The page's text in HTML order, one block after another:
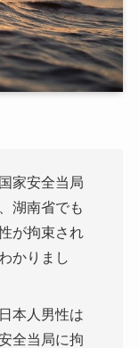
家安全当局
湖南省でも
が拘束され
かりまし
本人男性は
全当局に拘